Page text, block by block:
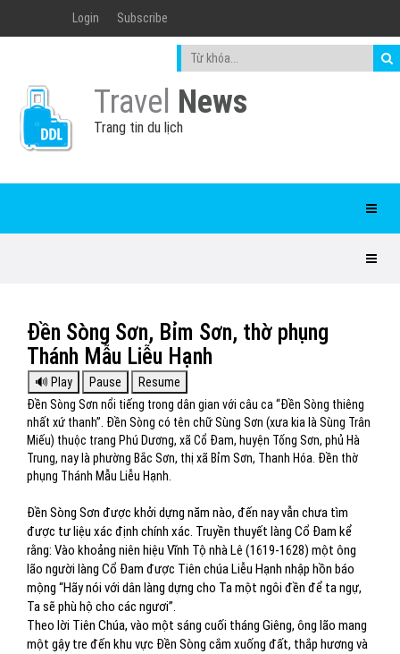
Login Subscribe
Travel News
Trang tin du lịch
Đền Sòng Sơn, Bỉm Sơn, thờ phụng
Thánh Mẫu Liễu Hạnh
Đền Sòng Sơn nổi tiếng trong dân gian với câu ca “Đền Sòng thiêng
nhất xứ thanh”. Đền Sòng có tên chữ Sùng Sơn (xưa kia là Sùng Trân
Miếu) thuộc trang Phú Dương, xã Cổ Đam, huyện Tống Sơn, phủ Hà
Trung, nay là phường Bắc Sơn, thị xã Bỉm Sơn, Thanh Hóa. Đền thờ
phụng Thánh Mẫu Liễu Hạnh.
Đền Sòng Sơn được khởi dựng năm nào, đến nay vẫn chưa tìm
được tư liệu xác định chính xác. Truyền thuyết làng Cổ Đam kể
rằng: Vào khoảng niên hiệu Vĩnh Tộ nhà Lê (1619-1628) một ông
lão người làng Cổ Đam được Tiên chúa Liễu Hạnh nhập hồn báo
mộng “Hãy nói với dân làng dựng cho Ta một ngôi đền để ta ngự,
Ta sẽ phù hộ cho các ngươi”.
Theo lời Tiên Chúa, vào một sáng cuối tháng Giêng, ông lão mang
một gậy tre đến khu vực Đền Sòng cắm xuống đất, thắp hương và